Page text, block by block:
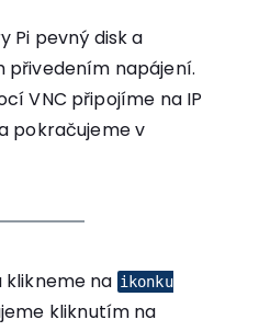
Pi pevný disk a
přivedením napájení.
VNC připojíme na IP
pokračujeme v
na ikonku
kliknutím na